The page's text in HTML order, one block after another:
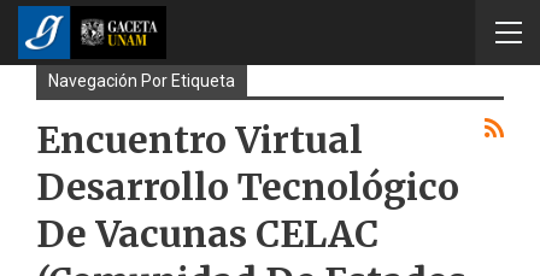
Navegación Por Etiqueta
Encuentro Virtual
Desarrollo Tecnológico
De Vacunas CELAC